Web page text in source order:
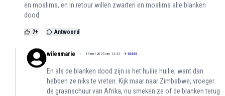
en moslims, en in retour willen zwarten en moslims alle blanken
dood.
7+ Antwoord
wilenmarie 19 mei 2025 om 12:32 + 10630
En als de blanken dood zijn is het huilie huilie, want dan
hebben ze niks te vreten. Kijk maar naar Zimbabwe, vroeger
de graanschuur van Afrika, nu smeken ze of de blanken terug